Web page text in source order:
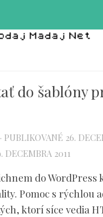
do šablóny
· PUBLIKOVANÉ 26.
DECEMBRA 2011
do WordPress
Pomoc s rýchlou
ktorí síce vedia